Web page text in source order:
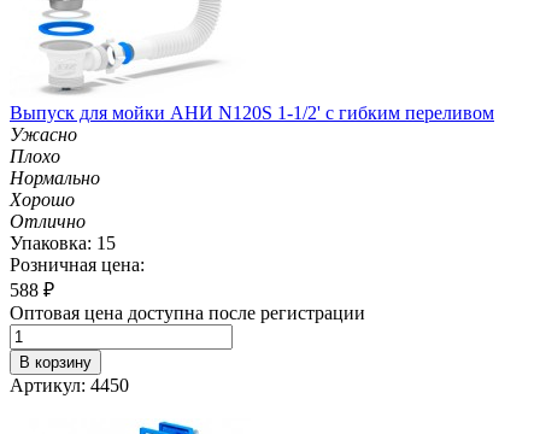
Выпуск для мойки АНИ N120S 1-1/2' с гибким переливом
Ужасно
Плохо
Нормально
Хорошо
Отлично
Упаковка: 15
Розничная цена:
588 ₽
Оптовая цена доступна после регистрации
В корзину
Артикул: 4450